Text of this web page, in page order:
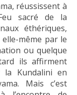
réussissent à
sacré de la
éthériques,
même par le
ou quelque
ils affirment
la Kundalini en
Mais c’est